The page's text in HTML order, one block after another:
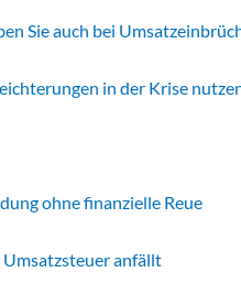
Sie auch bei
in der Krise
ohne finanzielle Reue
anfällt